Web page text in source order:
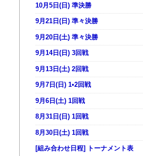
10月5日(日) 準決勝
9月21日(日) 準々決勝
9月20日(土) 準々決勝
9月14日(日) 3回戦
9月13日(土) 2回戦
9月7日(日) 1•2回戦
9月6日(土) 1回戦
8月31日(日) 1回戦
8月30日(土) 1回戦
[組み合わせ日程] トーナメント表